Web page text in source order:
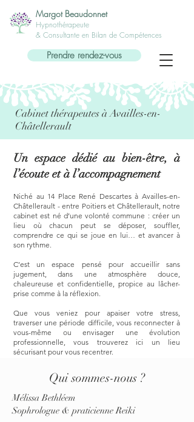
Prendre rendez-vous
Margot Beaudonnet
Hypnothérapeute
& Consultante en Bilan de Compétences
Cabinet thérapeutesà Availles-en-
Châtellerault
Un espace dédié au bien-être, à
l’écoute et à l’accompagnement
Niché au 14 Place René Descartes à Availles-en-
Châtellerault - entre Poitiers et Châtellerault, notre
cabinet est né d’une volonté commune : créer un
lieu où chacun peut se déposer, souffler,
comprendre ce qui se joue en lui… et avancer à
son rythme.
C’est un espace pensé pour accueillir sans
jugement, dans une atmosphère douce,
chaleureuse et confidentielle, propice au lâcher-
prise comme à la réflexion.
Que vous veniez pour apaiser votre stress,
traverser une période difficile, vous reconnecter à
vous-même ou envisager une évolution
professionnelle, vous trouverez ici un lieu
sécurisant pour vous recentrer.
Qui sommes-nous ?
Mélissa Bethléem
Sophrologue & praticienne Reiki